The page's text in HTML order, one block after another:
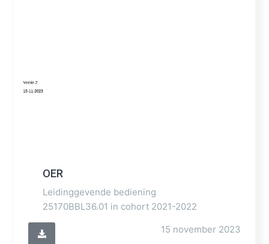
OER
Leidinggevende bediening
25170BBL36.01 in cohort 2021-2022
15 november 2023